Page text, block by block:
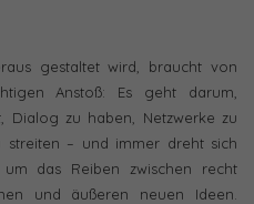
gestaltet wird, braucht von
Anstoß: Es geht darum,
zu haben, Netzwerke zu
streiten – und immer dreht sich
das Reiben zwischen recht
und äußeren neuen Ideen.